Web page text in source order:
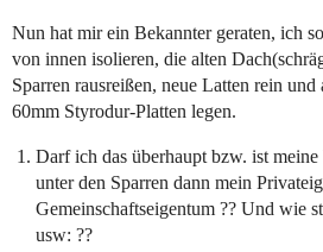
Nun hat mir ein Bekannter geraten, ich
von innen isolieren, die alten
Sparren rausreißen, neue Latten rein
60mm Styrodur-Platten legen.
Darf ich das überhaupt bzw. ist
unter den Sparren dann mein
Gemeinschaftseigentum ?? Und wie
usw: ??